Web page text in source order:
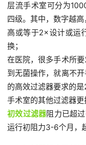
层流手术室可分为
四级。其中，数字越高
高或等于2×设计或运
换；
在医院，很多手术所
到无菌操作，就离不
的高效过滤器要求的
手术室的其他过滤器更
初效过滤器阻力已超
运行初阻力3-6个月，